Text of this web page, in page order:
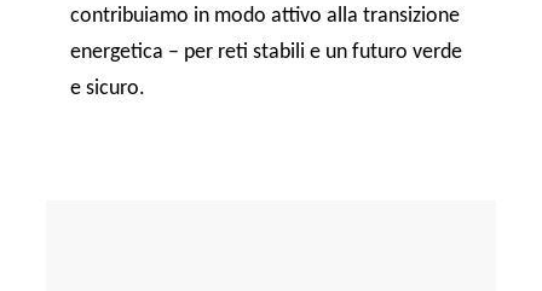
contribuiamo in modo attivo alla transizione
energetica – per reti stabili e un futuro verde
e sicuro.